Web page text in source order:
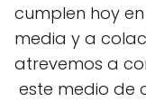
cumplen hoy
media y a
atrevemos a
este medio de